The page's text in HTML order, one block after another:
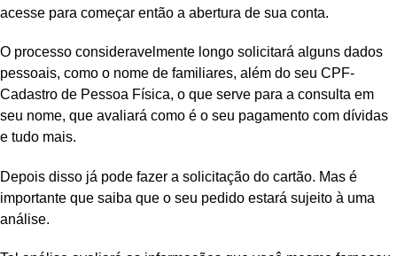
acesse para começar então a abertura de sua conta.
O processo consideravelmente longo solicitará alguns dados
pessoais, como o nome de familiares, além do seu CPF-
Cadastro de Pessoa Física, o que serve para a consulta em
seu nome, que avaliará como é o seu pagamento com dívidas
e tudo mais.
Depois disso já pode fazer a solicitação do cartão. Mas é
importante que saiba que o seu pedido estará sujeito à uma
análise.